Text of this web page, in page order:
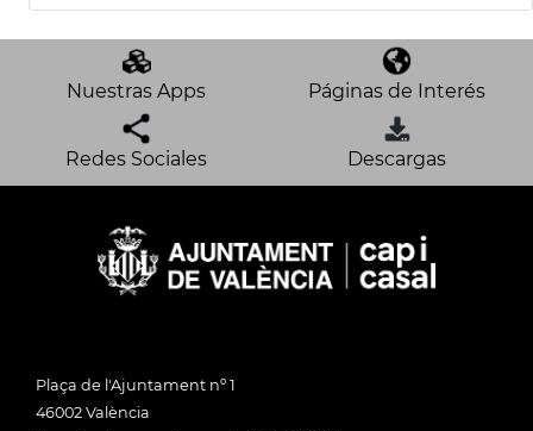
Nuestras Apps Páginas de Interés
Redes Sociales Descargas
Plaça de l'Ajuntament nº 1
46002 València